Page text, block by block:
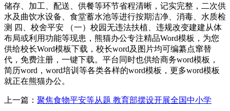
储存、加工、配送、供餐等环节省程清晰，记实完整，二次供
水及曲饮水设备、食堂蓄水池等进行按期洁净、消毒、水质检
测 四、校舍平安 （一）校园无违法扶植、违规改变建建从体
布局或利用功能等现患，熊猫办公专注精品Word模板，为您
供给校长Word模板下载，校长word及图片均可编纂点窜替
代，免费注册，一键下载。平台同时也供给商务word模板，
简历word，word培训等各类各样的word模板，更多word模板
就正在熊猫办公。
上一篇： 聚焦食物平安等从题 教育部摆设开展全国中小学